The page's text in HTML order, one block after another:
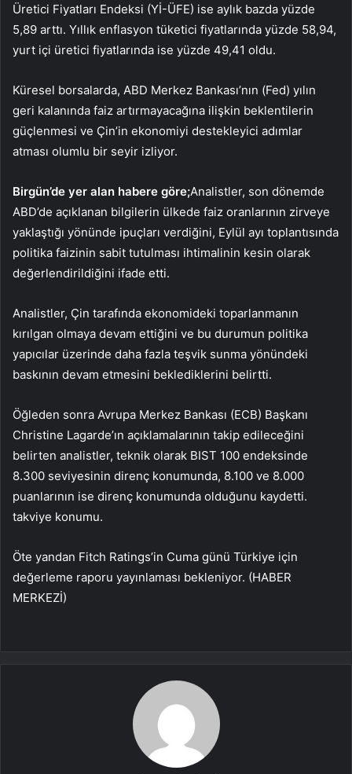
Üretici Fiyatları Endeksi (Yİ-ÜFE) ise aylık bazda yüzde
5,89 arttı. Yıllık enflasyon tüketici fiyatlarında yüzde 58,94,
yurt içi üretici fiyatlarında ise yüzde 49,41 oldu.
Küresel borsalarda, ABD Merkez Bankası’nın (Fed) yılın
geri kalanında faiz artırmayacağına ilişkin beklentilerin
güçlenmesi ve Çin’in ekonomiyi destekleyici adımlar
atması olumlu bir seyir izliyor.
Birgün’de yer alan habere göre;Analistler, son dönemde
ABD’de açıklanan bilgilerin ülkede faiz oranlarının zirveye
yaklaştığı yönünde ipuçları verdiğini, Eylül ayı toplantısında
politika faizinin sabit tutulması ihtimalinin kesin olarak
değerlendirildiğini ifade etti.
Analistler, Çin tarafında ekonomideki toparlanmanın
kırılgan olmaya devam ettiğini ve bu durumun politika
yapıcılar üzerinde daha fazla teşvik sunma yönündeki
baskının devam etmesini beklediklerini belirtti.
Öğleden sonra Avrupa Merkez Bankası (ECB) Başkanı
Christine Lagarde’ın açıklamalarının takip edileceğini
belirten analistler, teknik olarak BIST 100 endeksinde
8.300 seviyesinin direnç konumunda, 8.100 ve 8.000
puanlarının ise direnç konumunda olduğunu kaydetti.
takviye konumu.
Öte yandan Fitch Ratings’in Cuma günü Türkiye için
değerleme raporu yayınlaması bekleniyor. (HABER
MERKEZİ)